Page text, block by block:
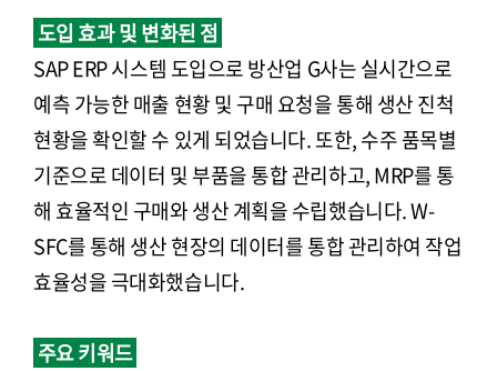
도입 효과 및 변화된 점
SAP ERP 시스템 도입으로 방산업 G사는 실시간으로
예측 가능한 매출 현황 및 구매 요청을 통해 생산 진척
현황을 확인할 수 있게 되었습니다. 또한, 수주 품목별
기준으로 데이터 및 부품을 통합 관리하고, MRP를 통
해 효율적인 구매와 생산 계획을 수립했습니다. W-
SFC를 통해 생산 현장의 데이터를 통합 관리하여 작업
효율성을 극대화했습니다.
주요 키워드